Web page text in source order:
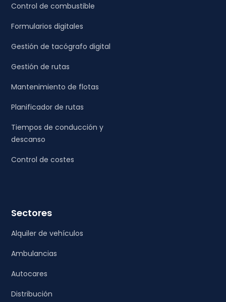
Control de combustible
Formularios digitales
Gestión de tacógrafo digital
Gestión de rutas
Mantenimiento de flotas
Planificador de rutas
Tiempos de conducción y
descanso
Control de costes
Sectores
Alquiler de vehículos
Ambulancias
Autocares
Distribución